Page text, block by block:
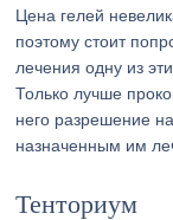
Цена гелей
поэтому стоит
лечения одну из
Только лучше
него разрешение
назначенным им
Тенториум